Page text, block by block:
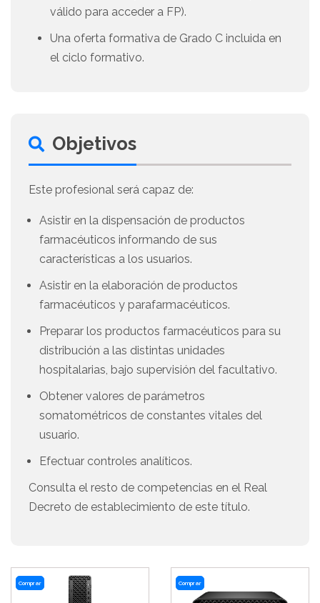
válido para acceder a FP).
Una oferta formativa de Grado C incluida en
el ciclo formativo.
Objetivos
Este profesional será capaz de:
Asistir en la dispensación de productos
farmacéuticos informando de sus
características a los usuarios.
Asistir en la elaboración de productos
farmacéuticos y parafarmacéuticos.
Preparar los productos farmacéuticos para su
distribución a las distintas unidades
hospitalarias, bajo supervisión del facultativo.
Obtener valores de parámetros
somatométricos de constantes vitales del
usuario.
Efectuar controles analíticos.
Consulta el resto de competencias en el Real
Decreto de establecimiento de este título.
Comprar Comprar